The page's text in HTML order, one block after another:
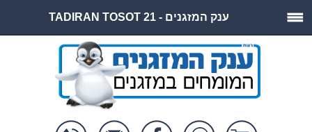
ענק המזגנים - TADIRAN TOSOT 21